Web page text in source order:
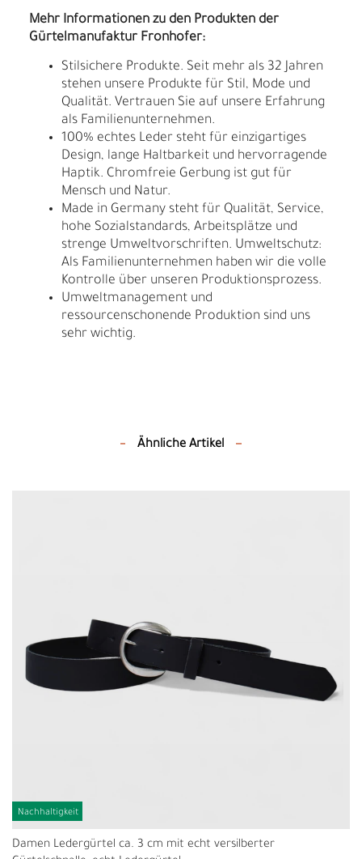
Mehr Informationen zu den Produkten der
Gürtelmanufaktur Fronhofer:
Stilsichere Produkte. Seit mehr als 32 Jahren
stehen unsere Produkte für Stil, Mode und
Qualität. Vertrauen Sie auf unsere Erfahrung
als Familienunternehmen.
100% echtes Leder steht für einzigartiges
Design, lange Haltbarkeit und hervorragende
Haptik. Chromfreie Gerbung ist gut für
Mensch und Natur.
Made in Germany steht für Qualität, Service,
hohe Sozialstandards, Arbeitsplätze und
strenge Umweltvorschriften. Umweltschutz:
Als Familienunternehmen haben wir die volle
Kontrolle über unseren Produktionsprozess.
Umweltmanagement und
ressourcenschonende Produktion sind uns
sehr wichtig.
Ähnliche Artikel
Nachhaltigkeit
Damen Ledergürtel ca. 3 cm mit echt versilberter